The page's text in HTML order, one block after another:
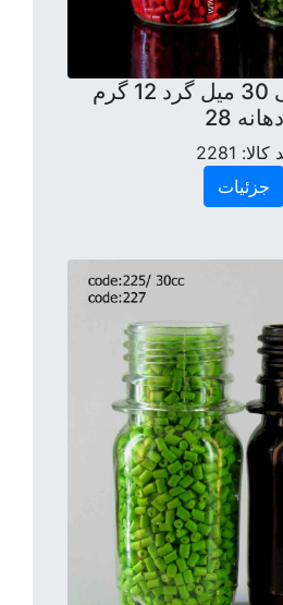
بطری شربتی 30 میل گرد 12 گرم
دهانه 28
کالا: 2281
جزئیات